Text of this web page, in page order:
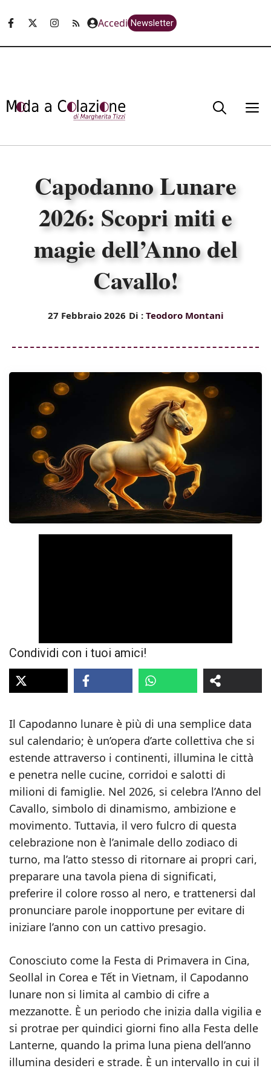
Accedi Newsletter
Capodanno Lunare
2026: Scopri miti e
magie dell’Anno del
Cavallo!
27 Febbraio 2026 Di : Teodoro Montani
Condividi con i tuoi amici!
Il Capodanno lunare è più di una semplice data
sul calendario; è un’opera d’arte collettiva che si
estende attraverso i continenti, illumina le città
e penetra nelle cucine, corridoi e salotti di
milioni di famiglie. Nel 2026, si celebra l’Anno del
Cavallo, simbolo di dinamismo, ambizione e
movimento. Tuttavia, il vero fulcro di questa
celebrazione non è l’animale dello zodiaco di
turno, ma l’atto stesso di ritornare ai propri cari,
preparare una tavola piena di significati,
preferire il colore rosso al nero, e trattenersi dal
pronunciare parole inopportune per evitare di
iniziare l’anno con un cattivo presagio.
Conosciuto come la Festa di Primavera in Cina,
Seollal in Corea e Tết in Vietnam, il Capodanno
lunare non si limita al cambio di cifre a
mezzanotte. È un periodo che inizia dalla vigilia e
si protrae per quindici giorni fino alla Festa delle
Lanterne, quando la prima luna piena dell’anno
illumina desideri e strade. È un intervallo in cui il